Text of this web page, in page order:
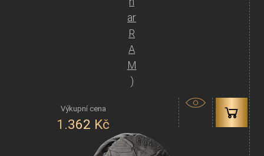
ar
R
A
M
)
1.362 Kč